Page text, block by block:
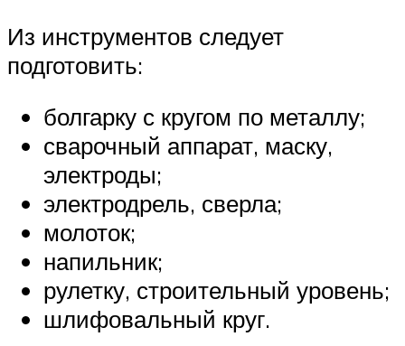
Из инструментов следует
подготовить:
болгарку с кругом по металлу;
сварочный аппарат, маску,
электроды;
электродрель, сверла;
молоток;
напильник;
рулетку, строительный уровень;
шлифовальный круг.